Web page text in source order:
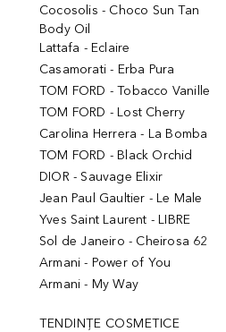
Cocosolis - Choco Sun Tan
Body Oil
Lattafa - Eclaire
Casamorati - Erba Pura
TOM FORD - Tobacco Vanille
TOM FORD - Lost Cherry
Carolina Herrera - La Bomba
TOM FORD - Black Orchid
DIOR - Sauvage Elixir
Jean Paul Gaultier - Le Male
Yves Saint Laurent - LIBRE
Sol de Janeiro - Cheirosa 62
Armani - Power of You
Armani - My Way
TENDINȚE COSMETICE